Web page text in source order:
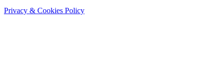
Privacy & Cookies Policy